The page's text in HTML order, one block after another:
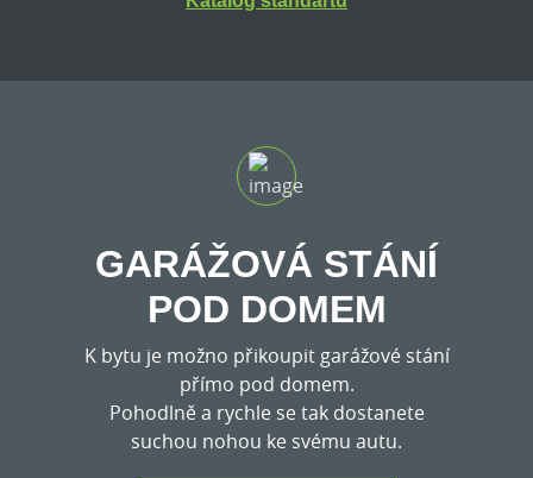
GARÁŽOVÁ STÁNÍ
POD DOMEM
K bytu je možno přikoupit garážové stání
přímo pod domem.
Pohodlně a rychle se tak dostanete
suchou nohou ke svému autu.